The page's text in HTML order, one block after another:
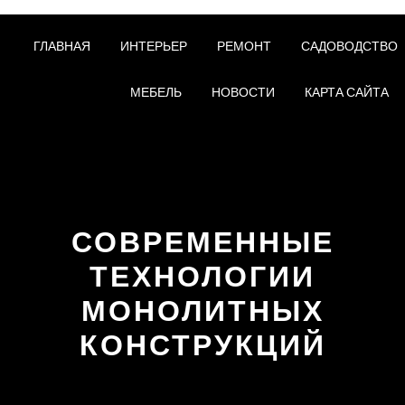
ГЛАВНАЯ ИНТЕРЬЕР РЕМОНТ САДОВОДСТВО
МЕБЕЛЬ НОВОСТИ КАРТА САЙТА
СОВРЕМЕННЫЕ
ТЕХНОЛОГИИ
МОНОЛИТНЫХ
КОНСТРУКЦИЙ